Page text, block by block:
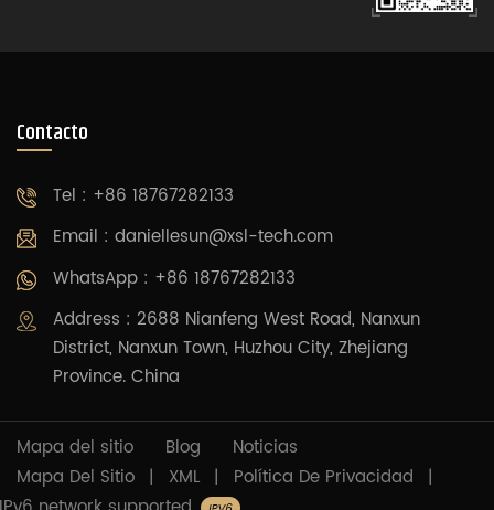
Contacto
Tel : +86 18767282133
Email : daniellesun@xsl-tech.com
WhatsApp : +86 18767282133
Address : 2688 Nianfeng West Road, Nanxun
District, Nanxun Town, Huzhou City, Zhejiang
Province. China
Mapa del sitio Blog
Noticias
Mapa Del Sitio | XML | Política De Privacidad |